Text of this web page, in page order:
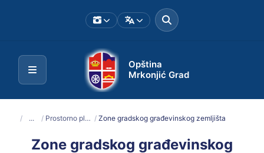
Opština
Mrkonjić Grad
/ ... / Prostorno planska dokumentacija / Zone gradskog građevinskog zemljišta
Zone gradskog građevinskog